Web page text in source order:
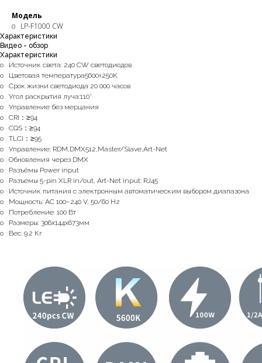
Модель
o LP-F1000 CW
Характеристики
Видео - обзор
Характеристики
o Источник света: 240 СW светодиодов
o Цветовая температура5600±250K
o Срок жизни светодиода 20 000 часов
o Угол раскрытия луча:110°
o Управление без мерцания
o CRI：≥94
o CQS：≥94
o TLCI：≥95
o Управление: RDM,DMX512,Master/Slave,Art-Net
o Обновления через DMX
o Разъёмы Power input
o Разъемы 5-pin XLR in/out, Art-Net input: RJ45
o Источник питания с электронным автоматическим выбором диапазона
o Мощность: AC 100–240 V, 50/60 Hz
o Потребление: 100 Вт
o Размеры: 306x144x673мм
o Вес: 9.2 Кг